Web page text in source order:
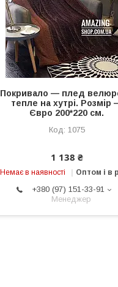
Покривало — плед
тепле на хутрі. Розмір
Євро 200*220 см.
1075
1 138 ₴
Немає в наявності Оптом і в
+380 (97) 151-33-91
Менеджер